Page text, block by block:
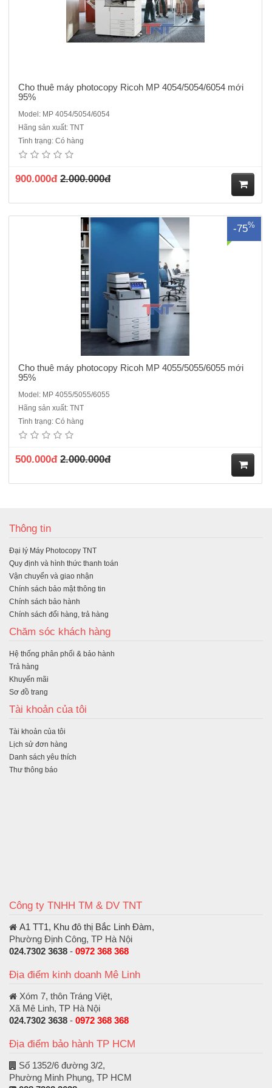
Cho thuê máy photocopy Ricoh MP 4054/5054/6054 mới
95%
Model: MP 4054/5054/6054
Hãng sản xuất: TNT
Tình trạng: Có hàng
900.000đ 2.000.000đ
ua
-75%
mẫu mã đẹp, chạy ổn định, không lo kẹt giấy, không bị gián đoạn công
việc, thuê cho văn phòng, công trường, trường học, dùng các cơ quan
Cho thuê máy photocopy Ricoh MP 4055/5055/6055 mới
95%
Model: MP 4055/5055/6055
Hãng sản xuất: TNT
Tình trạng: Có hàng
500.000đ 2.000.000đ
Thông tin
Đại lý Máy Photocopy TNT
Quy định và hình thức thanh toán
Vận chuyển và giao nhận
Chính sách bảo mật thông tin
Chính sách bảo hành
Chính sách đổi hàng, trả hàng
Chăm sóc khách hàng
Hệ thống phân phối & bảo hành
Trả hàng
Khuyến mãi
Sơ đồ trang
Tài khoản của tôi
Tài khoản của tôi
Lịch sử đơn hàng
Danh sách yêu thích
Thư thông báo
Công ty TNHH TM & DV TNT
A1 TT1, Khu đô thị Bắc Linh Đàm,
Phường Định Công, TP Hà Nội
024.7302 3638 - 0972 368 368
Địa điểm kinh doanh Mê Linh
Xóm 7, thôn Tráng Việt,
Xã Mê Linh, TP Hà Nội
024.7302 3638 - 0972 368 368
Địa điểm bảo hành TP HCM
Số 1352/6 đường 3/2,
Phường Minh Phụng, TP HCM